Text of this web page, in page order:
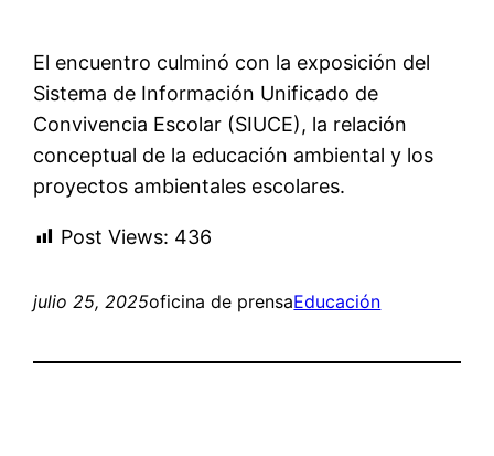
El encuentro culminó con la exposición del
Sistema de Información Unificado de
Convivencia Escolar (SIUCE), la relación
conceptual de la educación ambiental y los
proyectos ambientales escolares.
Post Views: 436
julio 25, 2025oficina de prensaEducación